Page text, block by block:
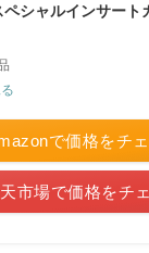
ペシャルインサート
で価格をチ
市場で価格をチ